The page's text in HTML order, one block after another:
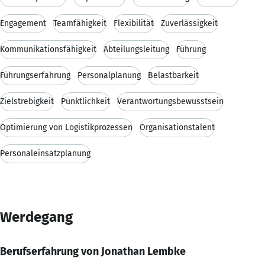
Engagement Teamfähigkeit Flexibilität Zuverlässigkeit
Kommunikationsfähigkeit Abteilungsleitung Führung
Führungserfahrung Personalplanung Belastbarkeit
Zielstrebigkeit Pünktlichkeit Verantwortungsbewusstsein
Optimierung von Logistikprozessen Organisationstalent
Personaleinsatzplanung
Werdegang
Berufserfahrung von Jonathan Lembke